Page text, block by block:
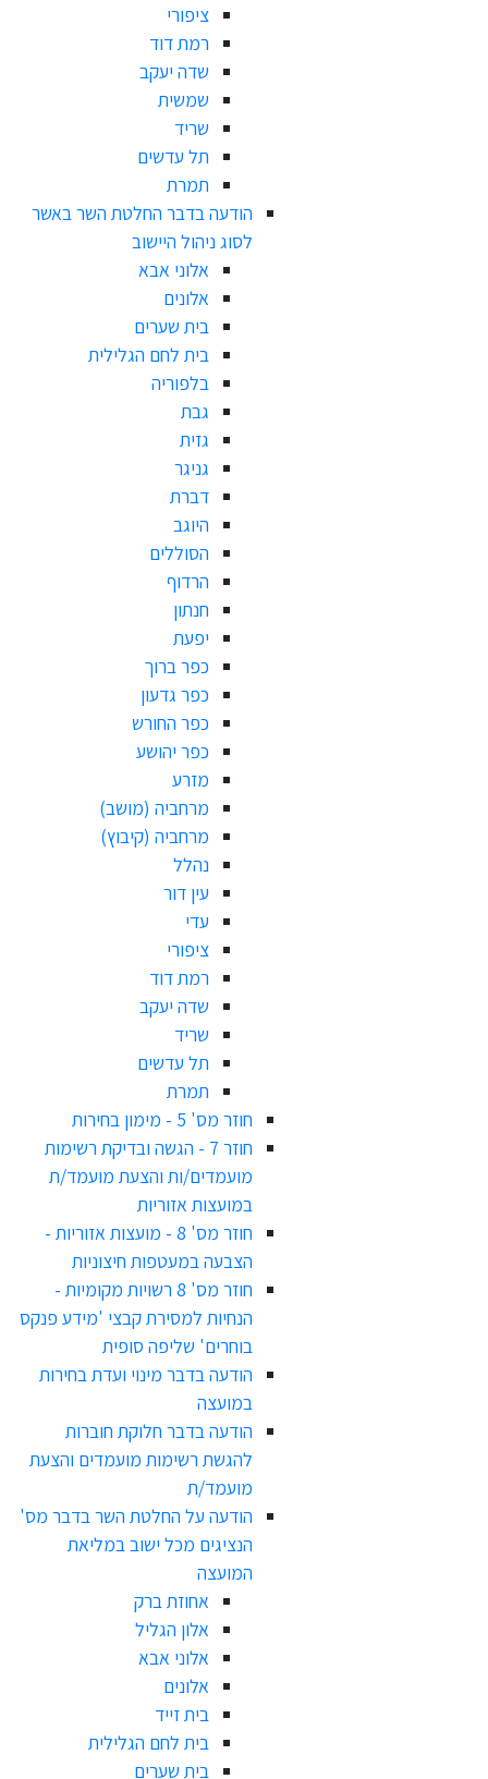
ציפורי
רמת דוד
שדה יעקב
שמשית
שריד
תל עדשים
תמרת
הודעה בדבר החלטת השר באשר
לסוג ניהול היישוב
אלוני אבא
אלונים
בית שערים
בית לחם הגלילית
בלפוריה
גבת
גזית
גניגר
דברת
היוגב
הסוללים
הרדוף
חנתון
יפעת
כפר ברוך
כפר גדעון
כפר החורש
כפר יהושע
מזרע
מרחביה (מושב)
מרחביה (קיבוץ)
נהלל
עין דור
עדי
ציפורי
רמת דוד
שדה יעקב
שריד
תל עדשים
תמרת
חוזר מס' 5 - מימון בחירות
חוזר 7 - הגשה ובדיקת רשימות
מועמדים/ות והצעת מועמד/ת
במועצות אזוריות
חוזר מס' 8 - מועצות אזוריות -
הצבעה במעטפות חיצוניות
חוזר מס' 8 רשויות מקומיות -
הנחיות למסירת קבצי 'מידע פנקס
בוחרים' שליפה סופית
הודעה בדבר מינוי ועדת בחירות
במועצה
הודעה בדבר חלוקת חוברות
להגשת רשימות מועמדים והצעת
מועמד/ת
הודעה על החלטת השר בדבר מס'
הנציגים מכל ישוב במליאת
המועצה
אחוזת ברק
אלון הגליל
אלוני אבא
אלונים
בית זייד
בית לחם הגלילית
בית שערים